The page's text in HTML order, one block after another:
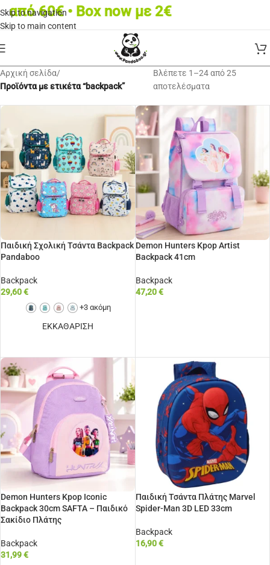
Skip to navigation
Skip to main content
now με 2€
Αρχική σελίδα/
Προϊόντα με ετικέτα “backpack”
Βλέπετε 1–24 από 25
αποτελέσματα
Παιδική Σχολική Τσάντα Backpack
Pandaboo
Backpack
29,60€
+3 ακόμη
ΕΚΚΑΘΑΡΙΣΗ
Demon Hunters Kpop Artist
Backpack 41cm
Backpack
47,20€
Demon Hunters Kpop Iconic
Backpack 30cm SAFTA – Παιδικό
Σακίδιο Πλάτης
Backpack
31,99€
Παιδική Τσάντα Πλάτης Marvel
Spider-Man 3D LED 33cm
Backpack
16,90€